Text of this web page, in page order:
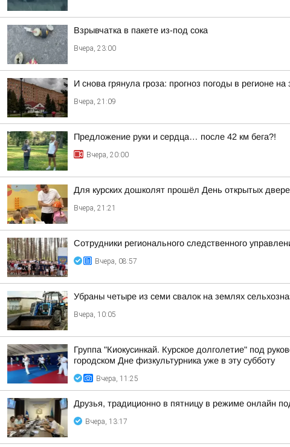
Взрывчатка в пакете из-под сока
Вчера, 23:00
И снова грянула гроза: прогноз погоды в регионе на
Вчера, 21:09
Предложение руки и сердца… после 42 км бега?!
Вчера, 20:00
Для курских дошколят прошёл День открытых
Вчера, 21:21
Сотрудники регионального следственного
Вчера, 08:57
Убраны четыре из семи свалок на землях
Вчера, 10:05
Группа "Киокусинкай. Курское долголетие" под
городском Дне физкультурника уже в эту субботу
Вчера, 11:25
Друзья, традиционно в пятницу в режиме онлайн
Вчера, 13:17